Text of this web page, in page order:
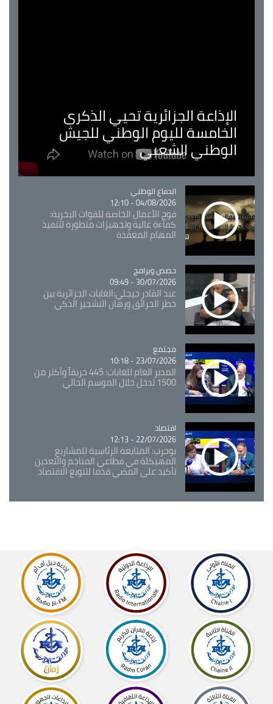
الإذاعة الجزائرية تحيي الذكرى
الخامسة لليوم الوطني للجيش
الوطني الشعبي
Catégorie
الدفاع الوطني
04/08/2026 - 12:10
فوج الأعمال الخاصة للقوات البحرية:
كفاءة عالية وتجهيزات متطورة لتنفيذ
المهام المعقدة
Catégorie
حصص وبرامج
30/07/2026 - 09:49
عبد القادر جيجلي:الغابات الجزائرية بين
خطر الحرائق ورهان التشجير الذكي
Catégorie
مجتمع
23/07/2026 - 10:18
المدير العام للغابات: 445 حريقاً وأكثر من
1500 تدخل خلال الموسم الحالي
Catégorie
اقتصاد
22/07/2026 - 12:13
بوحرب: المتابعة الرئاسية للمشاريع
المهيكلة في قطاعي المناجم والتعدين
تأكيد على المضي قدما لتنويع الاقتصاد